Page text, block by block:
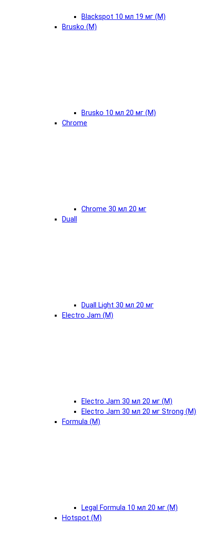
Blackspot 10 мл 19 мг (М)
Brusko (М)
Brusko 10 мл 20 мг (М)
Chrome
Chrome 30 мл 20 мг
Duall
Duall Light 30 мл 20 мг
Electro Jam (М)
Electro Jam 30 мл 20 мг (М)
Electro Jam 30 мл 20 мг Strong (М)
Formula (М)
Legal Formula 10 мл 20 мг (М)
Hotspot (М)